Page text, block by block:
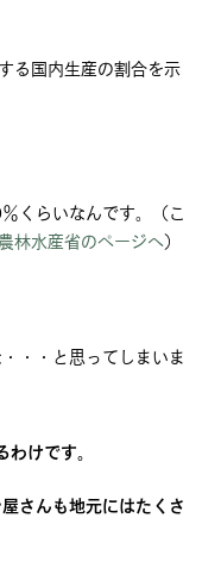
る国内生産の割合を示
くらいなんです。（こ
農林水産省のページへ）
・・と思ってしまいま
けです。
さんも地元にはたくさ